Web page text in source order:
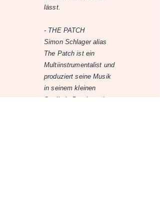
lässt.
- THE PATCH
Simon Schlager alias
The Patch ist ein
Multiinstrumentalist und
produziert seine Musik
in seinem kleinen
Studio in Bruck an der